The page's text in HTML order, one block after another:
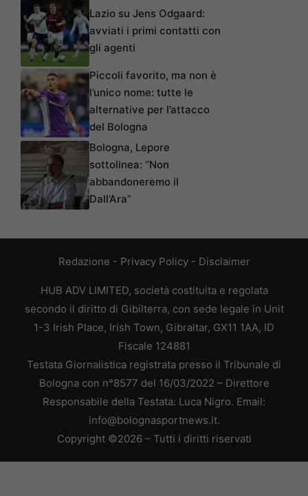
Lazio su Jens Odgaard:
avviati i primi contatti con
gli agenti
Piccoli favorito, ma non è
l’unico nome: tutte le
alternative per l’attacco
del Bologna
Bologna, Lepore
sottolinea: “Non
abbandoneremo il
Dall’Ara”
Redazione - Privacy Policy- Disclaimer
HUB ADV LIMITED, società costituita e regolata
secondo il diritto di Gibilterra, con sede legale in Unit
1-3 Irish Place, Irish Town, Gibraltar, GX11 1AA, ID
Fiscale 124881
Testata Giornalistica registrata presso il Tribunale di
Bologna con n°8577 del 16/03/2022 – Direttore
Responsabile della Testata: Luca Nigro. Email:
info@bolognasportnews.it.
Copyright ©2026 – Tutti i diritti riservati